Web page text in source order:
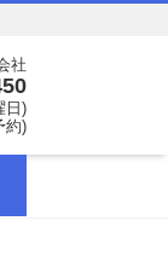
社
日)
約)